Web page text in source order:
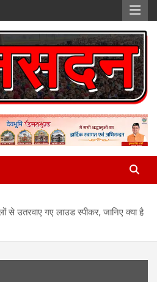
से उतरवाए गए लाउड स्पीकर, जानिए क्या है